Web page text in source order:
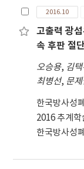
2016.10
고출력 광
속 후판 절
오승용, 김
최병선, 문
한국방사성
2016 추계학
한국방사성